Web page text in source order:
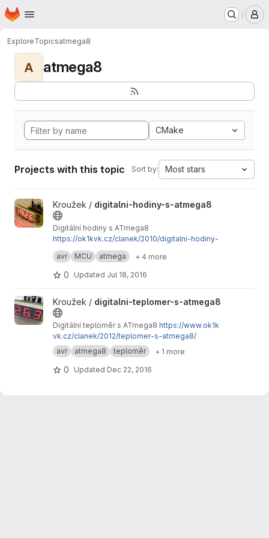
Skip to main content
Homepage
ExploreTopicsatmega8
A atmega8
CMake
Projects with this topic Sort by: Most stars
View digitalni-hodiny-s-atmega8 project
Kroužek / digitalni-hodiny-s-atmega8
Digitální hodiny s ATmega8
https://ok1kvk.cz/clanek/2010/digitalni-hodiny-
s-atmega8/
avr MCU atmega + 4 more
0 Updated Jul 18, 2016
View digitalni-teplomer-s-atmega8 project
Kroužek / digitalni-teplomer-s-atmega8
Digitální teploměr s ATmega8 https://www.ok1k
vk.cz/clanek/2012/teplomer-s-atmega8/
avr
atmega8 teploměr + 1 more
0 Updated Dec 22, 2016